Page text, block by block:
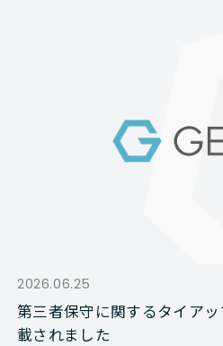
2026.06.25
第三者保守に関するタイア
載されました